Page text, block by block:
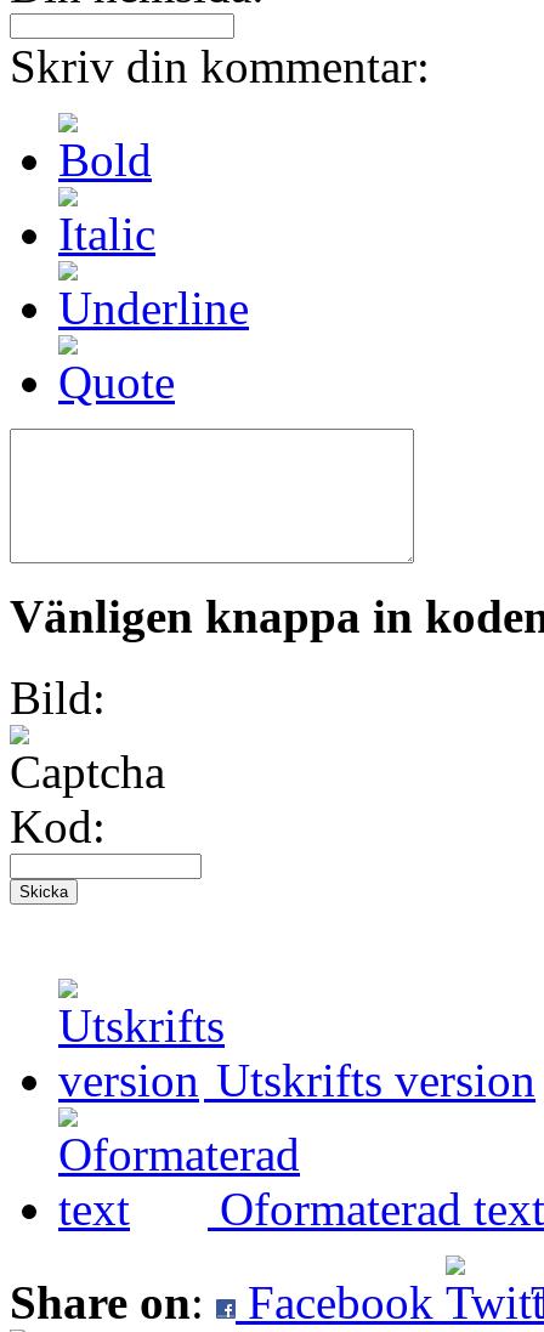
Skriv din kommentar:
Vänligen knappa in
Bild:
Kod:
Utskrifts version
Oformaterad text
Share on: Facebook